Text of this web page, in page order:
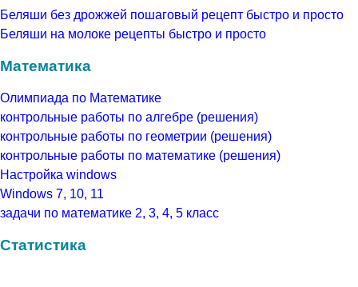
Беляши без дрожжей пошаговый рецепт быстро и просто
Беляши на молоке рецепты быстро и просто
Математика
Олимпиада по Математике
контрольные работы по алгебре (решения)
контрольные работы по геометрии (решения)
контрольные работы по математике (решения)
Настройка windows
Windows 7, 10, 11
задачи по математике 2, 3, 4, 5 класс
Статистика